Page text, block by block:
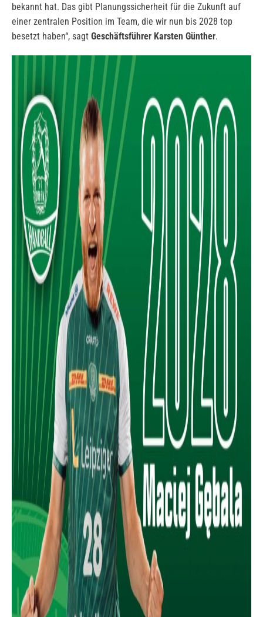
bekannt hat. Das gibt Planungssicherheit für die Zukunft auf
einer zentralen Position im Team, die wir nun bis 2028 top
besetzt haben“, sagt Geschäftsführer Karsten Günther.